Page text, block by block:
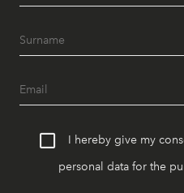
I hereby give my
personal data for the